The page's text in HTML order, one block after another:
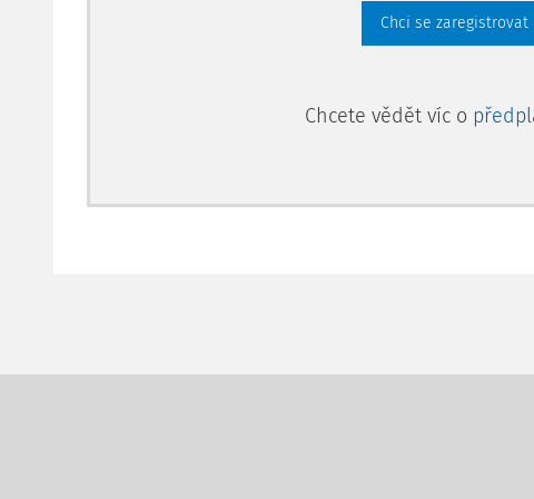
Chci se zaregistrovat
Chcete vědět víc o